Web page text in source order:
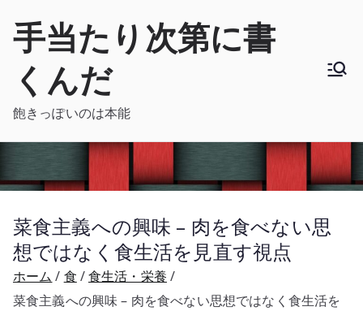
手当たり次第に書
くんだ
飽きっぽいのは本能
菜食主義への興味 – 肉を食べない思
想ではなく食生活を見直す視点
ホーム 食
食生活・栄養
菜食主義への興味 – 肉を食べない思想ではなく食生活を